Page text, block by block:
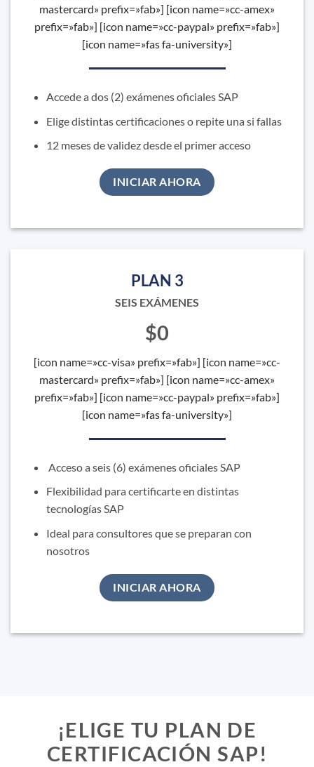
mastercard» prefix=»fab»] [icon name=»cc-amex»
prefix=»fab»] [icon name=»cc-paypal» prefix=»fab»]
[icon name=»fas fa-university»]
Accede a dos (2) exámenes oficiales SAP
Elige distintas certificaciones o repite una si fallas
12 meses de validez desde el primer acceso
INICIAR AHORA
PLAN 3
SEIS EXÁMENES
$0
[icon name=»cc-visa» prefix=»fab»] [icon name=»cc-
mastercard» prefix=»fab»] [icon name=»cc-amex»
prefix=»fab»] [icon name=»cc-paypal» prefix=»fab»]
[icon name=»fas fa-university»]
Acceso a seis (6) exámenes oficiales SAP
Flexibilidad para certificarte en distintas
tecnologías SAP
Ideal para consultores que se preparan con
nosotros
INICIAR AHORA
¡ELIGE TU PLAN DE
CERTIFICACIÓN SAP!